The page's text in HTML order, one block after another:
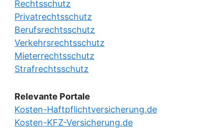
Rechtsschutz
Privatrechtsschutz
Berufsrechtsschutz
Verkehrsrechtsschutz
Mieterrechtsschutz
Strafrechtsschutz
Relevante Portale
Kosten-Haftpflichtversicherung.de
Kosten-KFZ-Versicherung.de